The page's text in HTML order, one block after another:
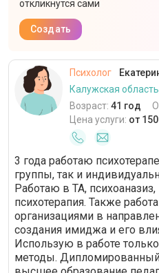
откликнутся сами
Создать
Психолог
Калужская
Возраст: 41 год
Цена услуги: от
3 года работаю
группы, так и
Работаю в ТА, психоаназиз,
психотерапия. Также
организациями в
создания имиджа и его
Использую в работе
методы. Дипломированный